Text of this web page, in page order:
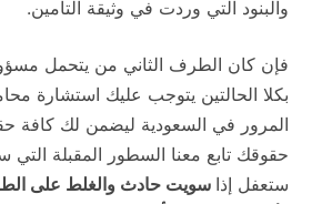
والبنود التي وردت في وثيقة التأمين.
فإن كان الطرف الثاني من يتحمل
بكلا الحالتين يتوجب عليك استشارة
المرور في السعودية ليضمن لك كافة
حقوقك تابع معنا السطور المقبلة التي
ستعفل إذا سويت حادث والغلط على الطرف